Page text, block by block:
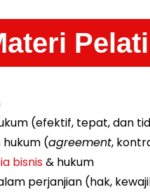
(efektif, tepat, dan
(agreement,
bisnis& hukum
perjanjian (hak,